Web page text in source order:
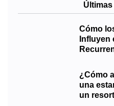
Cómo
Influyen
¿Cómo
una
un